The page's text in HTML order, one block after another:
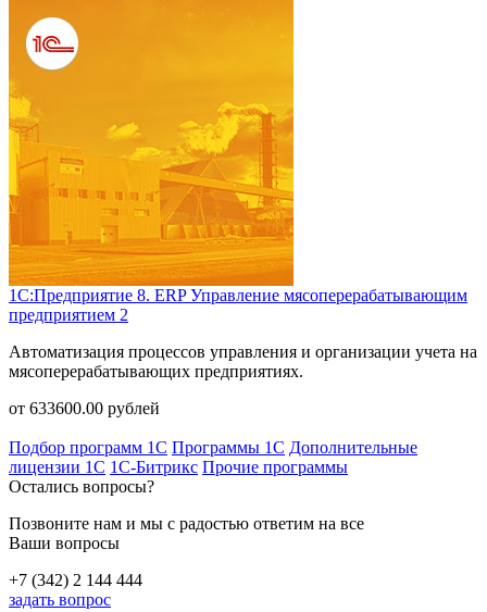
1С:Предприятие 8. ERP Управление мясоперерабатывающим
предприятием 2
Автоматизация процессов управления и организации учета на
мясоперерабатывающих предприятиях.
от 633600.00 рублей
Подбор программ 1С Программы 1С Дополнительные
лицензии 1С 1С-Битрикс Прочие программы
Остались вопросы?
Позвоните нам и мы с радостью ответим на все
Ваши вопросы
+7 (342) 2 144 444
задать вопрос